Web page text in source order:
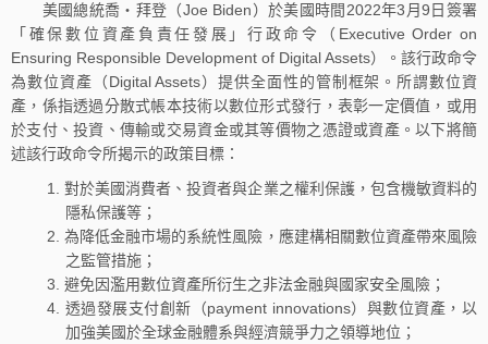
美國總統喬‧拜登（Joe Biden）於美國時間2022年3月9日簽署
「確保數位資產負責任發展」行政命令（Executive Order on
Ensuring Responsible Development of Digital Assets）。該行政命令
為數位資產（Digital Assets）提供全面性的管制框架。所謂數位資
產，係指透過分散式帳本技術以數位形式發行，表彰一定價值，或用
於支付、投資、傳輸或交易資金或其等價物之憑證或資產。以下將簡
述該行政命令所揭示的政策目標：
對於美國消費者、投資者與企業之權利保護，包含機敏資料的
隱私保護等；
為降低金融市場的系統性風險，應建構相關數位資產帶來風險
之監管措施；
避免因濫用數位資產所衍生之非法金融與國家安全風險；
透過發展支付創新（payment innovations）與數位資產，以
加強美國於全球金融體系與經濟競爭力之領導地位；